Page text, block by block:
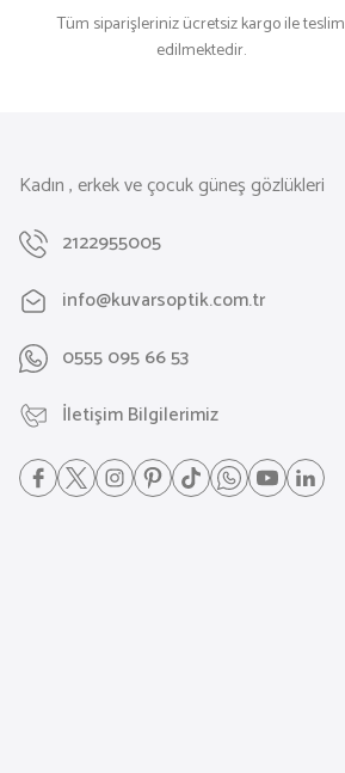
Tüm siparişleriniz ücretsiz kargo ile teslim
edilmektedir.
Kadın , erkek ve çocuk güneş gözlükleri
2122955005
info@kuvarsoptik.com.tr
0555 095 66 53
İletişim Bilgilerimiz